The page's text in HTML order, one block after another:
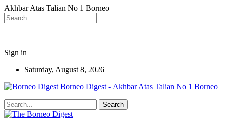
Akhbar Atas Talian No 1 Borneo
Sign in
Saturday, August 8, 2026
Borneo Digest - Akhbar Atas Talian No 1 Borneo